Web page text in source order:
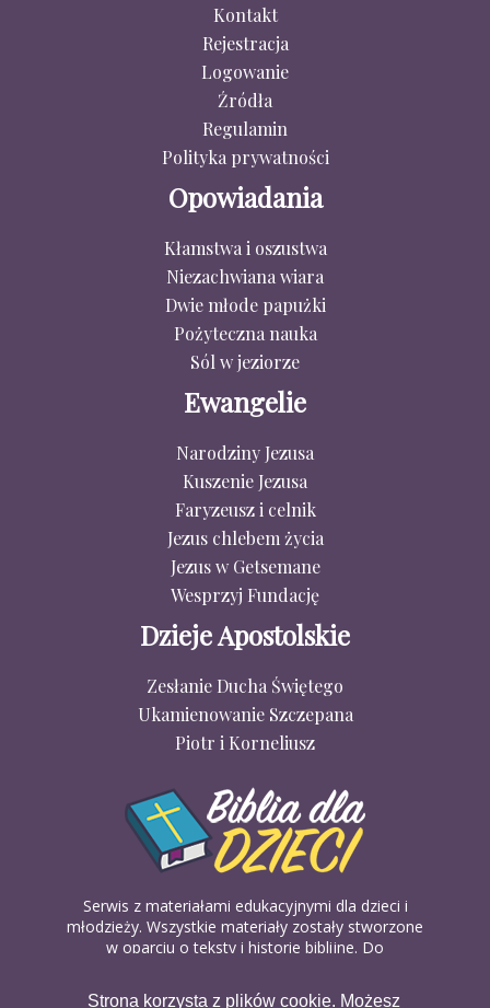
Strona korzysta z plików cookie. Możesz
Kontakt
Rejestracja
Logowanie
Źródła
Regulamin
Polityka prywatności
Opowiadania
Kłamstwa i oszustwa
Niezachwiana wiara
Dwie młode papużki
Pożyteczna nauka
Sól w jeziorze
Ewangelie
Narodziny Jezusa
Kuszenie Jezusa
Faryzeusz i celnik
Jezus chlebem życia
Jezus w Getsemane
Wesprzyj Fundację
Dzieje Apostolskie
Zesłanie Ducha Świętego
Ukamienowanie Szczepana
Piotr i Korneliusz
Serwis z materiałami edukacyjnymi dla dzieci i
młodzieży. Wszystkie materiały zostały stworzone
w oparciu o teksty i historie biblijne. Do
biblijnych. Można je pobierać, drukować i